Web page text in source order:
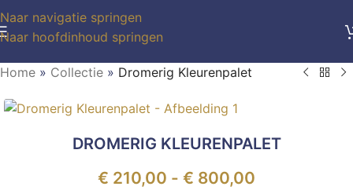
Naar navigatie springen
Naar hoofdinhoud springen
Home » Collectie » Dromerig Kleurenpalet
DROMERIG KLEURENPALET
€ 210,00 - € 800,00